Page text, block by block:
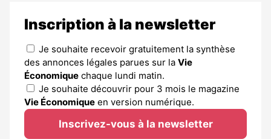
Inscription à la newsletter
Je souhaite recevoir gratuitement la synthèse
des annonces légales parues sur la Vie
Économique chaque lundi matin.
Je souhaite découvrir pour 3 mois le magazine
Vie Économique en version numérique.
Inscrivez-vous à la newsletter